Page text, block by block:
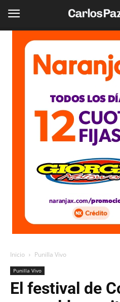
Inicio Punilla Vivo
Punilla Vivo
El festival de